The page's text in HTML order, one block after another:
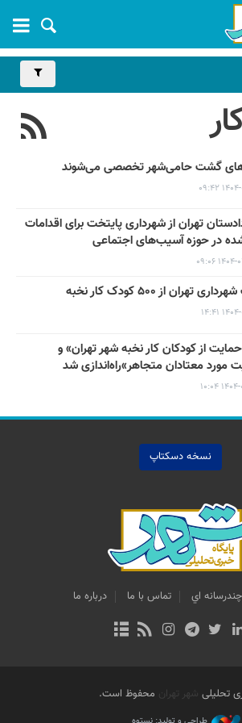
گشت حامی‌شهر تخصصی می‌شوند
۰۹:۴۲
تهران از شهرداری پایتخت برای اقدامات
در حوزه آسیب‌های اجتماعی
۰۳ ۰۹:۰۶
تهران از ۵۰۰ کودک کار نخبه
۱۴:۴۱
از کودکان کار نخبه شهر تهران» و
مورد معتادان متجاهر»راه‌اندازی شد
۱۰:۰۴
نسخه دسکتاپ
چندرسانه اي تماس با ما درباره ما
تحلیلی شهر تهران محفوظ است.